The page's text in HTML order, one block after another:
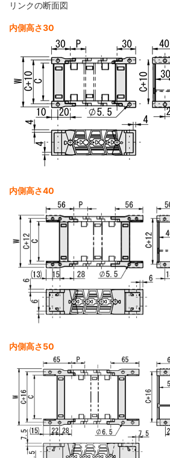
リンクの断面図
内側高さ30
内側高さ40
内側高さ50